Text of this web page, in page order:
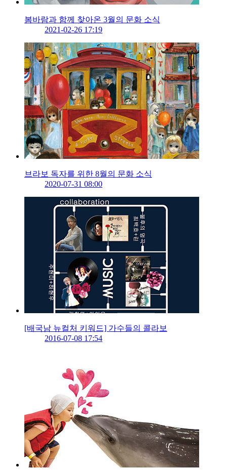
봄바람과 함께 찾아온 3월의 문화 소식
2021-02-26 17:19
브라보 독자를 위한 8월의 문화 소식
2020-07-31 08:00
[배국남 뉴컬처 키워드] 가수들의 콜라보
2016-07-08 17:54